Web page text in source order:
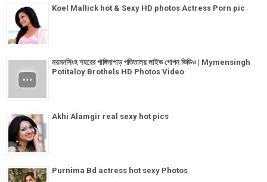
Koel Mallick hot & Sexy HD photos Actress Porn pic
ময়মনসিংহ শহরের গাঙ্গিনাপাড় পতিতালয় লাইভ গোপন ভিডিও | Mymensingh
Potitaloy Brothels HD Photos Video
Akhi Alamgir real sexy hot pics
Purnima Bd actress hot sexy Photos